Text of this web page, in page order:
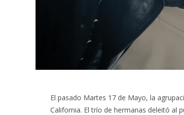
El pasado Martes 17 de Mayo, la
California. El trío de hermanas deleitó al